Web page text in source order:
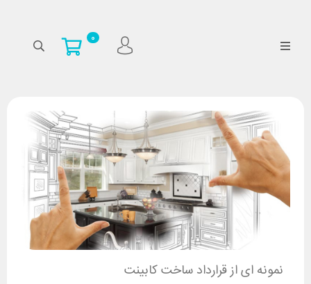
0
نمونه ای از قرارداد ساخت کابینت